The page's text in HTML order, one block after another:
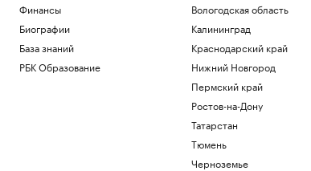
Финансы
Биографии
База знаний
РБК Образование
Вологодская область
Калининград
Краснодарский край
Нижний Новгород
Пермский край
Ростов-на-Дону
Татарстан
Тюмень
Черноземье